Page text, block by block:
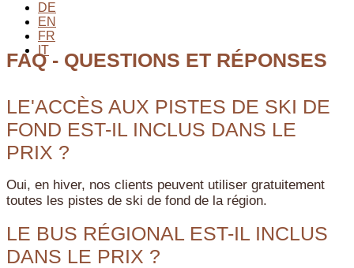
DE
EN
FR
IT
FAQ - QUESTIONS ET RÉPONSES
LE'ACCÈS AUX PISTES DE SKI DE
FOND EST-IL INCLUS DANS LE
PRIX ?
Oui, en hiver, nos clients peuvent utiliser gratuitement
toutes les pistes de ski de fond de la région.
LE BUS RÉGIONAL EST-IL INCLUS
DANS LE PRIX ?